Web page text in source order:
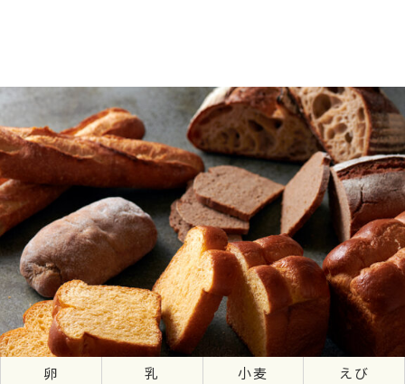
【パン】キーブレッド5種（バゲット、カンパーニュ、ライ
ブレッド、大麦高加水パン、ブリオッシュ）※キーブレッド
はおかわりできます
Lunch
アレルゲン
卵 乳 小麦 えび